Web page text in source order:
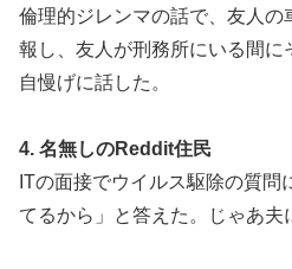
倫理的ジレンマの話で、友人の
報し、友人が刑務所にいる間に
自慢げに話した。
4. 名無しのReddit住民
ITの面接でウイルス駆除の質問
てるから」と答えた。じゃあ夫